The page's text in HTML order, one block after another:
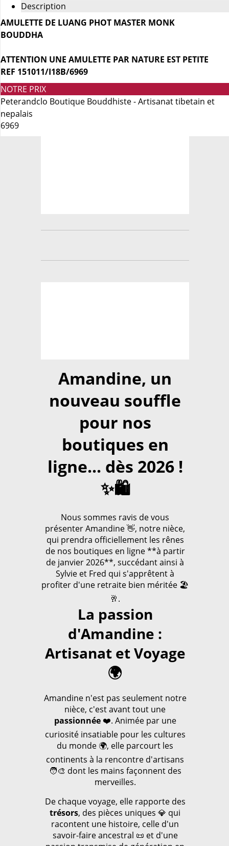
Description
AMULETTE DE LUANG PHOT MASTER MONK
BOUDDHA
ATTENTION UNE AMULETTE PAR NATURE EST PETITE
REF 151011/I18B/6969
NOTRE PRIX
Peterandclo Boutique Bouddhiste - Artisanat tibetain et
nepalais
6969
Amandine, un
nouveau souffle
pour nos
boutiques en
ligne... dès 2026 !
✨🛍️
Nous sommes ravis de vous
présenter Amandine 👋, notre nièce,
qui prendra officiellement les rênes
de nos boutiques en ligne **à partir
de janvier 2026**, succédant ainsi à
Sylvie et Fred qui s'apprêtent à
profiter d'une retraite bien méritée 🏖️
🥂.
La passion
d'Amandine :
Artisanat et Voyage
🌍
Amandine n'est pas seulement notre
nièce, c'est avant tout une
passionnée❤️. Animée par une
curiosité insatiable pour les cultures
du monde 🌍, elle parcourt les
continents à la rencontre d'artisans
🧑‍🎨 dont les mains façonnent des
merveilles.
De chaque voyage, elle rapporte des
trésors, des pièces uniques 💎 qui
racontent une histoire, celle d'un
savoir-faire ancestral 📜 et d'une